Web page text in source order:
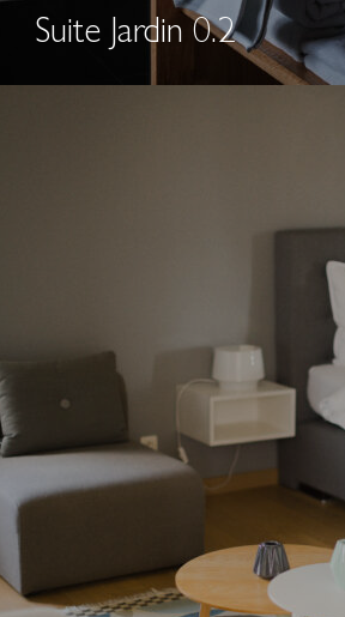
Suite Jardin 0.2